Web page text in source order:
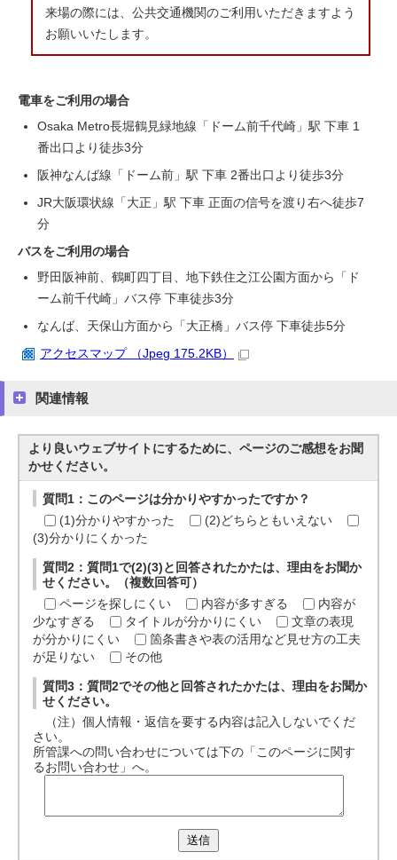
来場の際には、公共交通機関のご利用いただきますよう
お願いいたします。
電車をご利用の場合
Osaka Metro長堀鶴見緑地線「ドーム前千代崎」駅 下車 1
番出口より徒歩3分
阪神なんば線「ドーム前」駅 下車 2番出口より徒歩3分
JR大阪環状線「大正」駅 下車 正面の信号を渡り右へ徒歩7
分
バスをご利用の場合
野田阪神前、鶴町四丁目、地下鉄住之江公園方面から「ド
ーム前千代崎」バス停 下車徒歩3分
なんば、天保山方面から「大正橋」バス停 下車徒歩5分
アクセスマップ （Jpeg 175.2KB）
関連情報
より良いウェブサイトにするために、ページのご感想をお聞
かせください。
質問1：このページは分かりやすかったですか？
(1)分かりやすかった
(2)どちらともいえない
(3)分かりにくかった
質問2：質問1で(2)(3)と回答されたかたは、理由をお聞か
せください。（複数回答可）
ページを探しにくい
内容が多すぎる
内容が
少なすぎる
タイトルが分かりにくい
文章の表現
が分かりにくい
箇条書きや表の活用など見せ方の工夫
が足りない
その他
質問3：質問2でその他と回答されたかたは、理由をお聞か
せください。
（注）個人情報・返信を要する内容は記入しないでくだ
さい。
所管課への問い合わせについては下の「このページに関す
るお問い合わせ」へ。
送信